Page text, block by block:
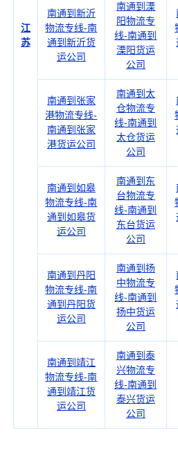
江
苏
南通到新沂
物流专线-南
通到新沂货
运公司
南通到溧
阳物流专
线-南通到
溧阳货运
公司
南通到张家
港物流专线-
南通到张家
港货运公司
南通到太
仓物流专
线-南通到
太仓货运
公司
南通到如皋
物流专线-南
通到如皋货
运公司
南通到东
台物流专
线-南通到
东台货运
公司
南通到丹阳
物流专线-南
通到丹阳货
运公司
南通到扬
中物流专
线-南通到
扬中货运
公司
南通到靖江
物流专线-南
通到靖江货
运公司
南通到泰
兴物流专
线-南通到
泰兴货运
公司